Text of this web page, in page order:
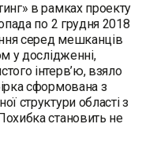
в рамках проекту
по 2 грудня 2018
серед мешканців
у дослідженні,
інтерв’ю, взяло
сформована з
структури області з
становить не